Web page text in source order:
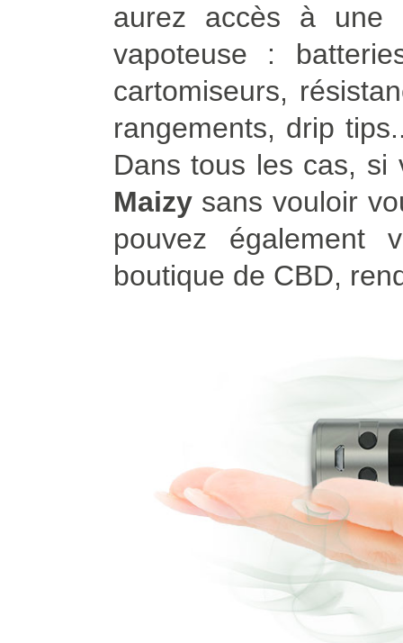
aurez accès à une
vapoteuse :
cartomiseurs,
rangements, drip
Dans tous les cas,
Maizysans vouloir
pouvez également
boutique de CBD,